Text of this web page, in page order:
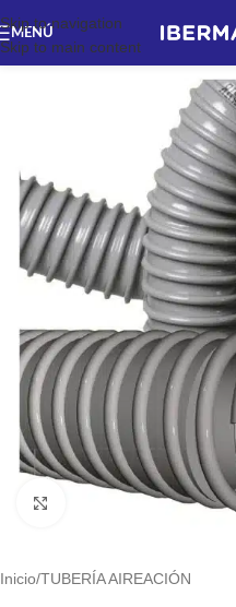
Skip to navigation
Skip to main content
MENÚ
Haga Click para agrandar
Inicio/TUBERÍA AIREACIÓN